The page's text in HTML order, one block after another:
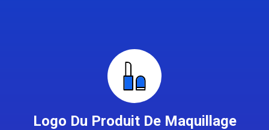
Logo Du Produit De Maquillage